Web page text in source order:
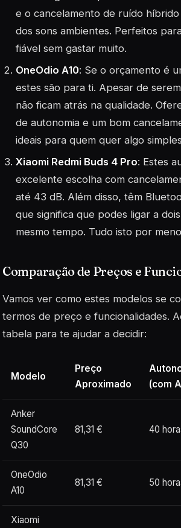
e o cancelamento de ruído
dos sons ambientes. Perfeitos
fiável sem gastar muito.
OneOdio A10: Se o orçamento é
estes são para ti. Apesar de
não ficam atrás na qualidade.
de autonomia e um bom
ideais para quem quer algo
Xiaomi Redmi Buds 4 Pro: Estes
excelente escolha com
até 43 dB. Além disso, têm
que significa que podes ligar a
mesmo tempo. Tudo isto por
Comparação de Preços e
Vamos ver como estes modelos se
termos de preço e funcionalidades.
tabela para te ajudar a decidir:
Modelo
Preço
Aproximado
(com
Anker
SoundCore
Q30
81,31 € 40
OneOdio
A10
81,31 € 50
Xiaomi